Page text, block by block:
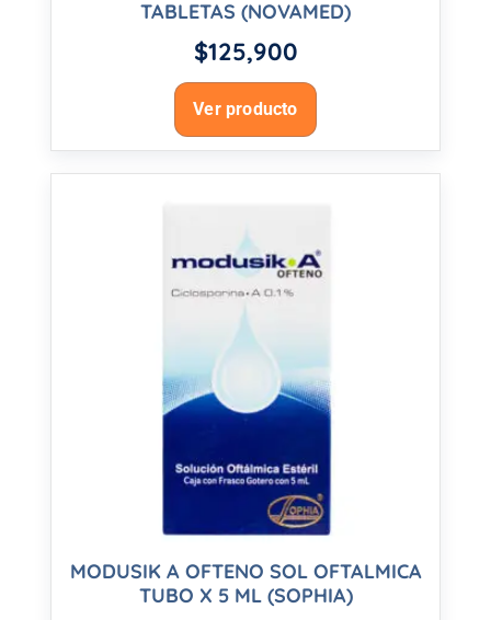
TABLETAS (NOVAMED)
$125,900
Ver producto
MODUSIK A OFTENO SOL OFTALMICA
TUBO X 5 ML (SOPHIA)